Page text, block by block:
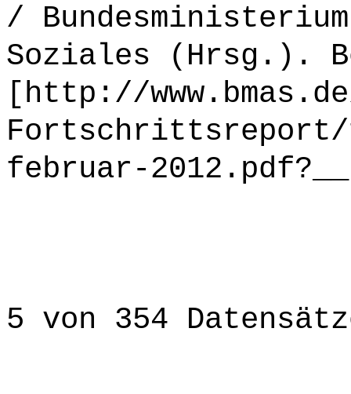
/
Soziales (Hrsg.).
[http://
februar-
5 von 354